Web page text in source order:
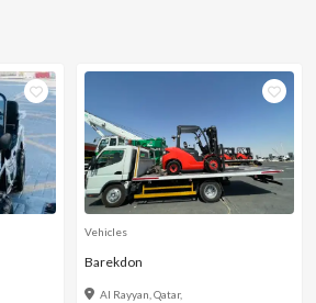
Vehicles
Barekdon
Al Rayyan, Qatar,